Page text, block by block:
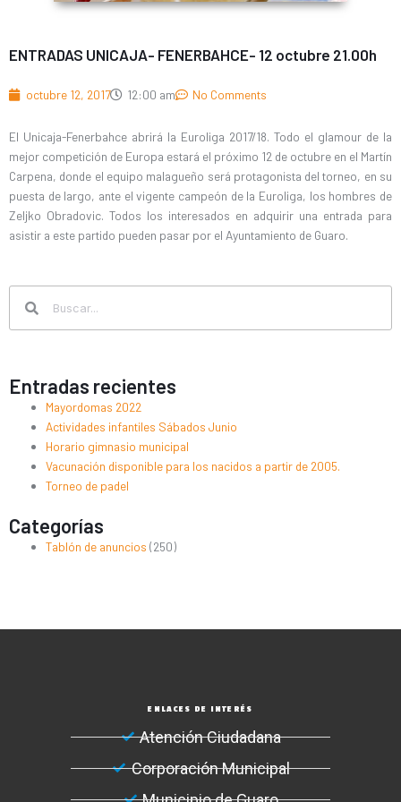
ENTRADAS UNICAJA- FENERBAHCE- 12 octubre 21.00h
octubre 12, 2017 12:00 am No Comments
El Unicaja-Fenerbahce abrirá la Euroliga 2017/18. Todo el glamour de la
mejor competición de Europa estará el próximo 12 de octubre en el Martín
Carpena, donde el equipo malagueño será protagonista del torneo, en su
puesta de largo, ante el vigente campeón de la Euroliga, los hombres de
Zeljko Obradovic. Todos los interesados en adquirir una entrada para
asistir a este partido pueden pasar por el Ayuntamiento de Guaro.
Entradas recientes
Mayordomas 2022
Actividades infantiles Sábados Junio
Horario gimnasio municipal
Vacunación disponible para los nacidos a partir de 2005.
Torneo de padel
Categorías
Tablón de anuncios (250)
ENLACES DE INTERÉS
Atención Ciudadana
Corporación Municipal